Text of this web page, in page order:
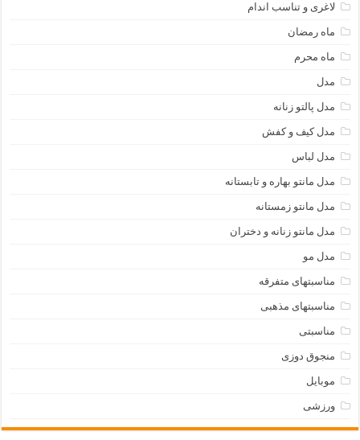
لاغری و تناسب اندام
ماه رمضان
ماه محرم
مدل
مدل پالتو زنانه
مدل کیف و کفش
مدل لباس
مدل مانتو بهاره و تابستانه
مدل مانتو زمستانه
مدل مانتو زنانه و دختران
مدل مو
مناسبتهای متفرقه
مناسبتهای مذهبی
مناسبتی
منجوق دوزی
موبایل
ورزشی